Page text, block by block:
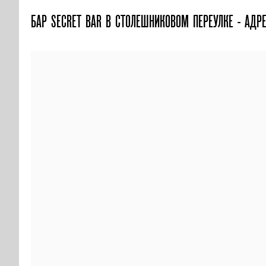
БАР SECRET BAR В СТОЛЕШНИКОВОМ ПЕРЕУЛКЕ -